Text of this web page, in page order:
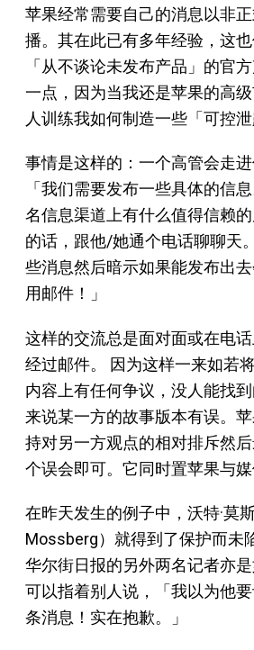
苹果经常需要自己的消息以非
播。其在此已有多年经验，这
「从不谈论未发布产品」的官
一点，因为当我还是苹果的高
人训练我如何制造一些「可控泄
事情是这样的：一个高管会走进
「我们需要发布一些具体的信
名信息渠道上有什么值得信赖
的话，跟他/她通个电话聊聊天
些消息然后暗示如果能发布出
用邮件！」
这样的交流总是面对面或在电
经过邮件。 因为这样一来如若
内容上有任何争议，没人能找
来说某一方的故事版本有误。
持对另一方观点的相对排斥然
个误会即可。它同时置苹果与媒
在昨天发生的例子中，沃特·莫
Mossberg）就得到了保护而未
华尔街日报的另外两名记者亦
可以指着别人说，「我以为他
条消息！实在抱歉。」